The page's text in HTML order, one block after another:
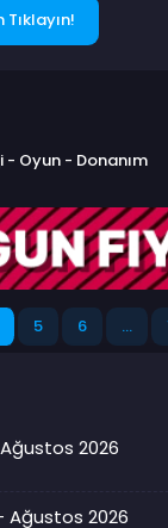
- Oyun - Donanım
5 6 …
2026
Ağustos 2026